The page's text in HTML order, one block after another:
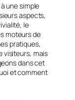
une simple
aspects,
le
moteurs de
pratiques,
visiteurs, mais
dans cet
et comment